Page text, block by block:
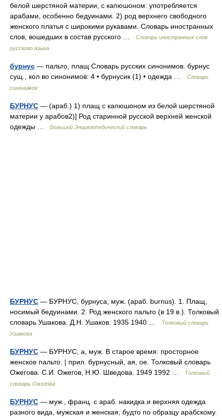
белой шерстяной материи, с капюшоном: употребляется
арабами, особенно бедуинами. 2) род верхнего свободного
женского платья с широкими рукавами. Словарь иностранных
слов, вошедших в состав русского …
Словарь иностранных слов
русского языка
бурнус — пальто, плащ Словарь русских синонимов. бурнус
сущ., кол во синонимов: 4 • бурнусик (1) • одежда …
Словарь
синонимов
БУРНУС — (араб.) 1) плащ с капюшоном из белой шерстяной
материи у арабов2)] Род старинной русской верхней женской
одежды …
Большой Энциклопедический словарь
БУРНУС — БУРНУС, бурнуса, муж. (араб. burnus). 1. Плащ,
носимый бедуинами. 2. Род женского пальто (в 19 в.). Толковый
словарь Ушакова. Д.Н. Ушаков. 1935 1940 …
Толковый словарь
Ушакова
БУРНУС — БУРНУС, а, муж. В старое время: просторное
женское пальто. | прил. бурнусный, ая, ое. Толковый словарь
Ожегова. С.И. Ожегов, Н.Ю. Шведова. 1949 1992 …
Толковый
словарь Ожегова
БУРНУС — муж., франц. с араб. накидка и верхняя одежда
разного вида, мужская и женская, будто по образцу арабскому.